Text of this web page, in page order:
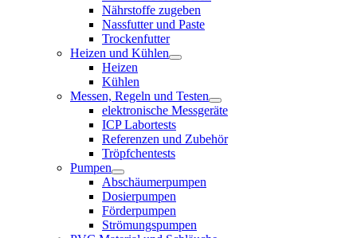
Nährstoffe zugeben
Nassfutter und Paste
Trockenfutter
Heizen und Kühlen
Heizen
Kühlen
Messen, Regeln und Testen
elektronische Messgeräte
ICP Labortests
Referenzen und Zubehör
Tröpfchentests
Pumpen
Abschäumerpumpen
Dosierpumpen
Förderpumpen
Strömungspumpen